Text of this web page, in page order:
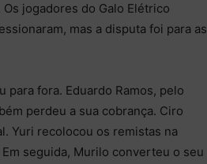
jogadores do Galo Elétrico
mas a disputa foi para as
para fora. Eduardo Ramos, pelo
perdeu a sua cobrança. Ciro
Yuri recolocou os remistas na
seguida, Murilo converteu o seu